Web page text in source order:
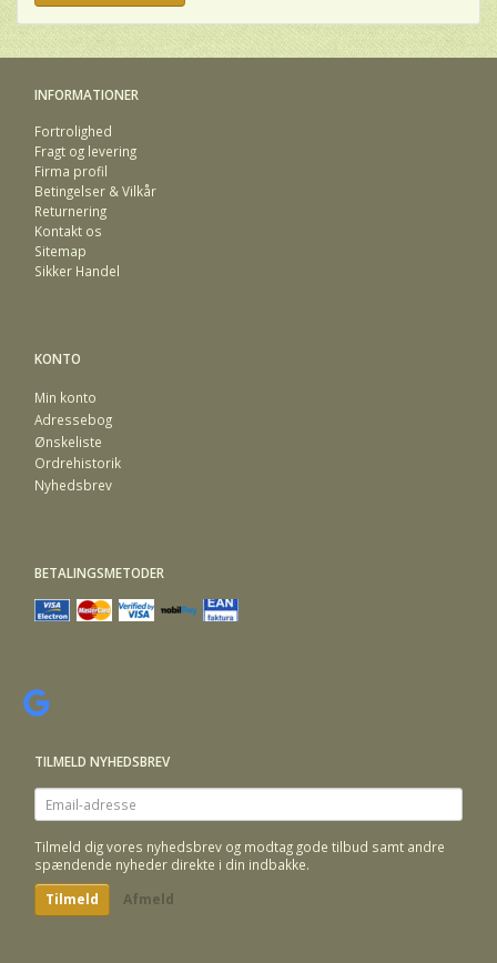
INFORMATIONER
Fortrolighed
Fragt og levering
Firma profil
Betingelser & Vilkår
Returnering
Kontakt os
Sitemap
Sikker Handel
KONTO
Min konto
Adressebog
Ønskeliste
Ordrehistorik
Nyhedsbrev
BETALINGSMETODER
TILMELD NYHEDSBREV
Email-
adresse
Tilmeld dig vores nyhedsbrev og modtag gode tilbud samt andre
spændende nyheder direkte i din indbakke.
Tilmeld Afmeld